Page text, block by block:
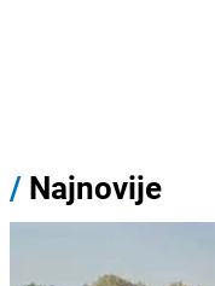
/ Najnovije